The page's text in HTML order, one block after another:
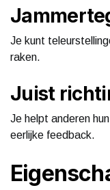
Je kunt
raken.
Juist
Je helpt anderen
eerlijke feedback.